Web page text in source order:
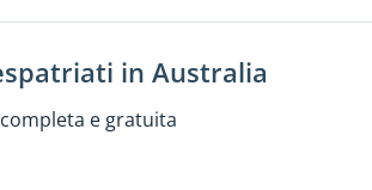
in Australia
e gratuita